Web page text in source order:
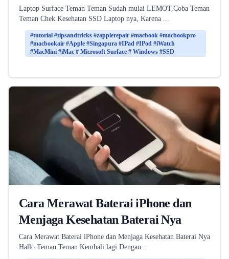
Laptop Surface Teman Teman Sudah mulai LEMOT,Coba Teman
Teman Chek Kesehatan SSD Laptop nya, Karena ...
#tutorial #tipsandtricks #zapplerepair #macbook #macbookpro
#macbookair #Apple #Singapura #IPad #IPod #iWatch
#MacMini #iMac # Microsoft Surface # Windows #SSD
Cara Merawat Baterai iPhone dan
Menjaga Kesehatan Baterai Nya
Cara Merawat Baterai iPhone dan Menjaga Kesehatan Baterai Nya
Hallo Teman Teman Kembali lagi Dengan...